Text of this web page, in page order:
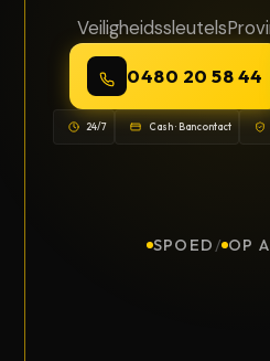
Veiligheidssleutels
0480 20 58 44
24/7 Cash · Bancontact
SPOED / OP